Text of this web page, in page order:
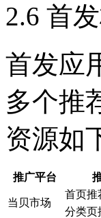
2.6 首
首发应
多个推
资源如
推广平台
当贝市场
首页推
分类页